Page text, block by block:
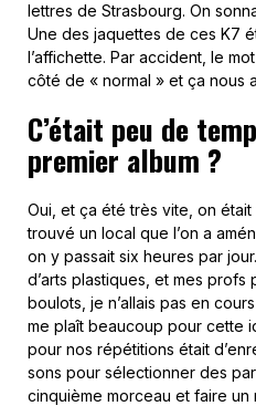
lettres de Strasbourg. On
Une des jaquettes de ces K7
l’affichette. Par accident, le
côté de « normal » et ça nous
C’était peu de
premier album ?
Oui, et ça été très vite, on était
trouvé un local que l’on a
on y passait six heures par
d’arts plastiques, et mes profs
boulots, je n’allais pas en cours
me plaît beaucoup pour cette
pour nos répétitions était
sons pour sélectionner des
cinquième morceau et faire un